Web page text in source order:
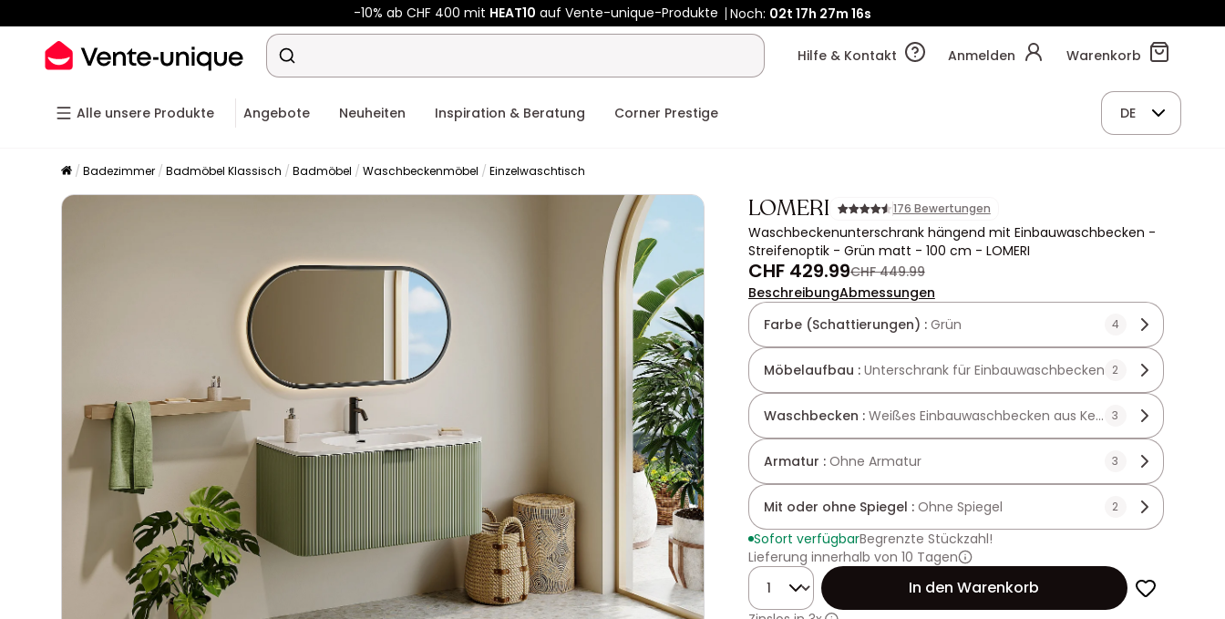
-10% ab CHF 400 mit HEAT10 auf Vente-unique-Produkte Noch: 02t 17h 27m 13s
Hilfe & Kontakt Anmelden Warenkorb
Alle unsere Produkte Angebote Neuheiten Inspiration & Beratung Corner Prestige DE
Badezimmer Badmöbel Klassisch Badmöbel Waschbeckenmöbel Einzelwaschtisch
LOMERI 176 Bewertungen
Waschbeckenunterschrank hängend mit Einbauwaschbecken -
Streifenoptik - Grün matt - 100 cm - LOMERI
CHF 429.99CHF 449.99
BeschreibungAbmessungen
Farbe (Schattierungen) : Grün 4
Möbelaufbau : Unterschrank für Einbauwaschbecken 2
Waschbecken : Weißes Einbauwaschbecken aus Keramik
3
Armatur : Ohne Armatur 3
Mit oder ohne Spiegel : Ohne Spiegel 2
Sofort verfügbarBegrenzte Stückzahl!
Lieferung innerhalb von 10 Tagen
Menge
In den Warenkorb